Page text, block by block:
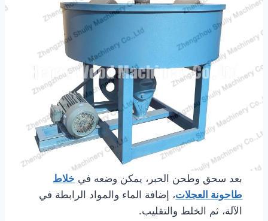
بعد سحق وطحن الحبر، يمكن وضعه في خلاط
طاحونة العجلات، إضافة الماء والمواد الرابطة في
الآلة، ثم الخلط والتقليب.